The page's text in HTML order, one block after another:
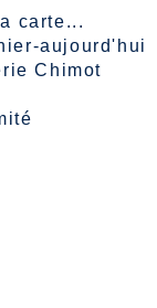
carte...
aujourd'hui
Chimot